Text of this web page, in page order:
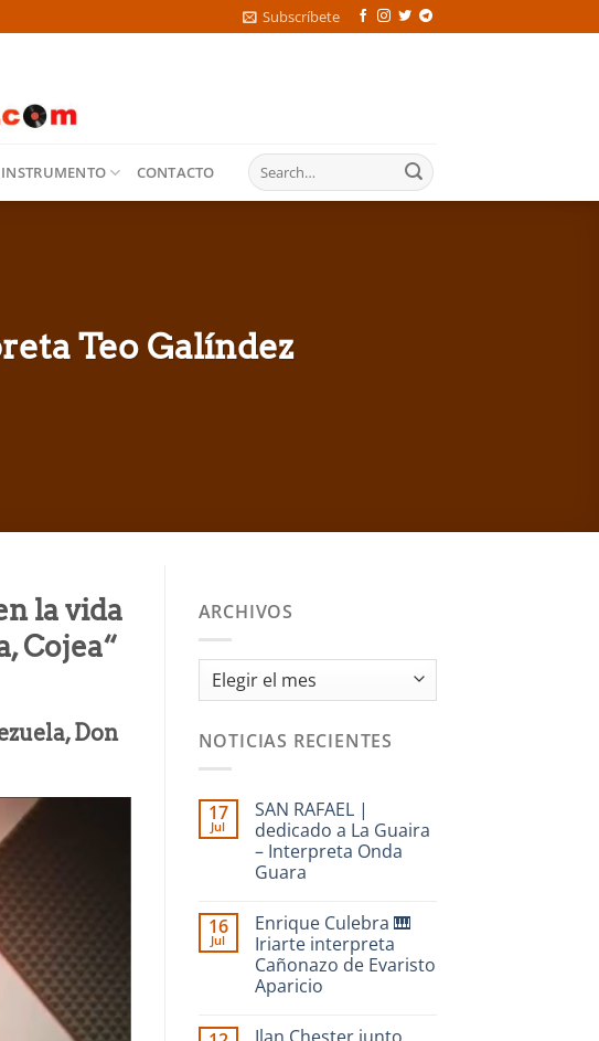
Subscríbete
CONTACTO
Teo Galíndez
la vida
Cojea“
Don
ARCHIVOS
Archivos
NOTICIAS RECIENTES
17
Jul
SAN RAFAEL |
dedicado a La Guaira
– Interpreta Onda
Guara
comentarios
en
SAN
RAFAEL
|
dedicado
16
Jul
Enrique Culebra 🎹
Iriarte interpreta
Cañonazo de Evaristo
Aparicio